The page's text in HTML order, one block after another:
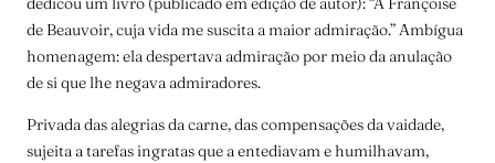
de Beauvoir, cuja vida me suscita a maior admiração.” Ambígua
homenagem: ela despertava admiração por meio da anulação
de si que lhe negava admiradores.
Privada das alegrias da carne, das compensações da vaidade,
sujeita a tarefas ingratas que a entediavam e humilhavam,